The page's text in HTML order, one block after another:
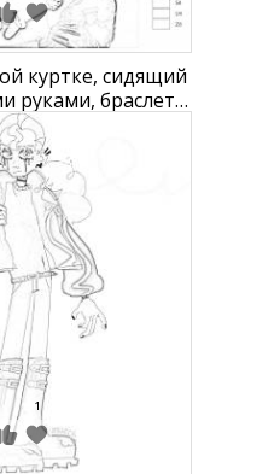
куртке, сидящий
руками, браслеты
на фоне текста
1